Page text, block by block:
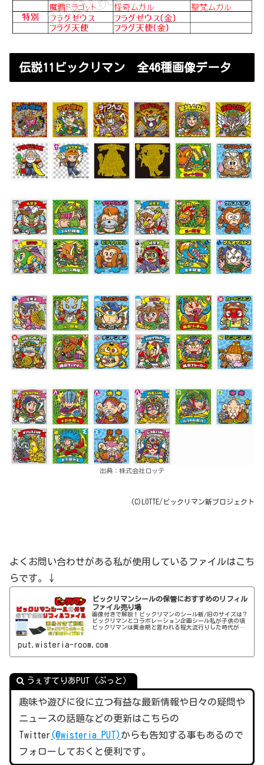
伝説11ビックリマン 全46種画像データ
出典：株式会社ロッテ
(C)LOTTE/ビックリマン新プロジェクト
よくお問い合わせがある私が使用しているファイルはこち
らです。↓
ビックリマンシールの保管におすすめのリフィル
ファイル売り場
画像付きで解説！ビックリマンのシール新/旧のサイズは？
ビックリマンとコラボレーション企画シール私が子供の頃
ビックリマンは黄金期と言われる程大流行りした時代があ
人の事情によりブームが去ってしまい市場から影を潜めて
put.wisteria-room.com
うぇすてりあPUT（ぷっと）
趣味や遊びに役に立つ有益な最新情報や日々の疑問や
ニュースの話題などの更新はこちらの
Twitter(@wisteria_PUT)からも告知する事もあるので
フォローしておくと便利です。